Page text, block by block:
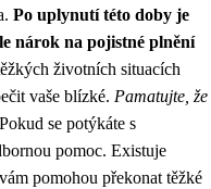
Po uplynutí této doby je
nárok na pojistné plnění
životních situacích
vaše blízké. Pamatujte, že
Pokud se potýkáte s
pomoc. Existuje
pomohou překonat těžké